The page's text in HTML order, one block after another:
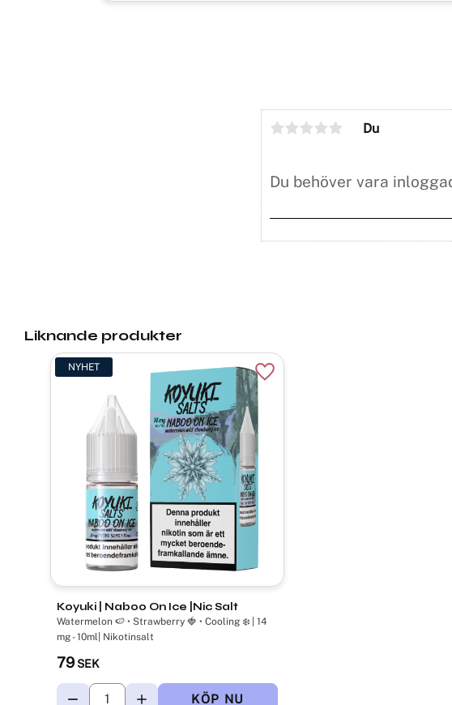
Du
Liknande produkter
Koyuki | Naboo On Ice |Nic Salt
Watermelon 🍉 • Strawberry 🍓 • Cooling ❄️ | 14
mg - 10ml| Nikotinsalt
79 SEK
NYHET
Lägg till i favoriter